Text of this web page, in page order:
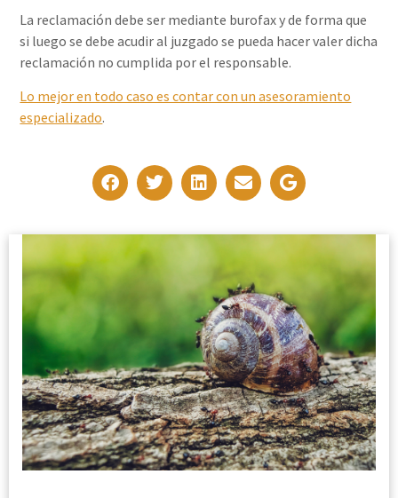
La reclamación debe ser mediante burofax y de forma que
si luego se debe acudir al juzgado se pueda hacer valer dicha
reclamación no cumplida por el responsable.
Lo mejor en todo caso es contar con un asesoramiento
especializado.